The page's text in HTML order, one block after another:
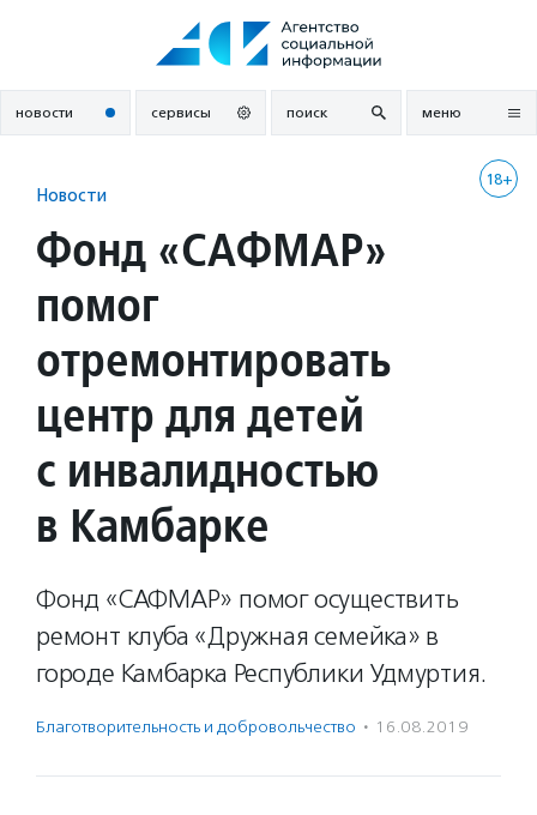
новости сервисы поиск меню
18+
Новости
Фонд «САФМАР»
помог
отремонтировать
центр для детей
с инвалидностью
в Камбарке
Фонд «САФМАР» помог осуществить
ремонт клуба «Дружная семейка» в
городе Камбарка Республики Удмуртия.
Благотвори­тель­ность и доброволь­чест­во · 16.08.2019